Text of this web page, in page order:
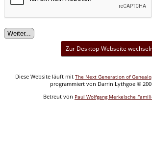
Zur Desktop-Webseite
Diese Website läuft mit The Next Generation of
programmiert von Darrin Lythgoe ©
Betreut von Paul Wolfgang Merkelsche